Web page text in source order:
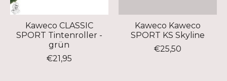
Kaweco CLASSIC
SPORT Tintenroller -
grün
€21,95
Kaweco Kaweco
SPORT KS Skyline
€25,50